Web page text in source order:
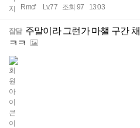
Rmcf Lv.77 조회 97 13:03
잡담 주말이라 그런가 마챌 구간
ㅋㅋ